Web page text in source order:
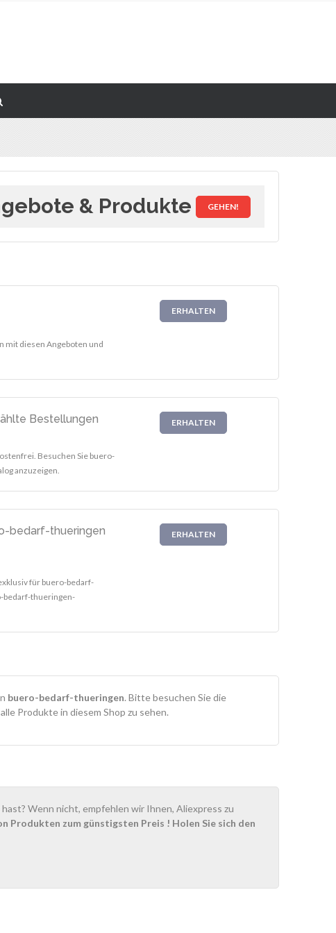
& Produkte GEHEN!
mit diesen Angeboten und
ERHALTEN
Bestellungen
Besuchen Sie buero-
anzuzeigen.
ERHALTEN
bedarf-thueringen
für buero-bedarf-
bedarf-thueringen-
ERHALTEN
buero-bedarf-thueringen. Bitte besuchen Sie die
Produkte in diesem Shop zu sehen.
Wenn nicht, empfehlen wir Ihnen, Aliexpress zu
Produkten zum günstigsten Preis ! Holen Sie sich den